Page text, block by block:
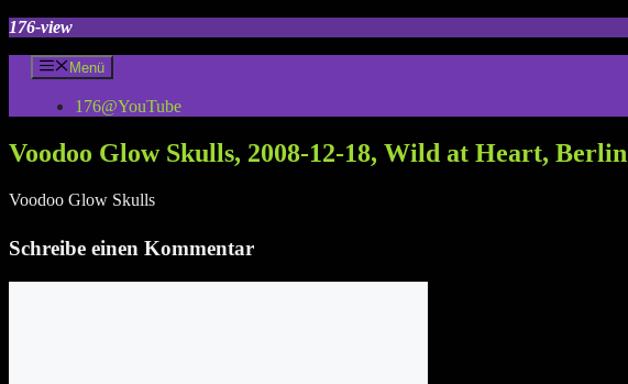
Zum
springen
176-view
Menü
176@YouTube
Voodoo Glow Skulls, 2008-12-18, Wild at Heart, Berlin
Voodoo Glow Skulls
Schreibe einen Kommentar